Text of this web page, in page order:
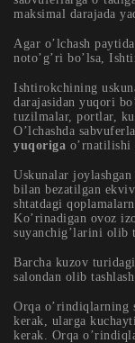
maksimal darajada
Agar o’lchash
noto’g’ri bo’lsa,
Ishtirokchining
darajasidan yuqori
tuzilmalar, portlar,
O’lchashda
yuqoriga o’rnatilishi
Uskunalar
bilan bezatilgan
shtatdagi
Ko’rinadigan ovoz
suyanchig’larini olib
Barcha kuzov
salondan olib
Orqa o’rindiqlarning
kerak, ularga
kerak. Orqa